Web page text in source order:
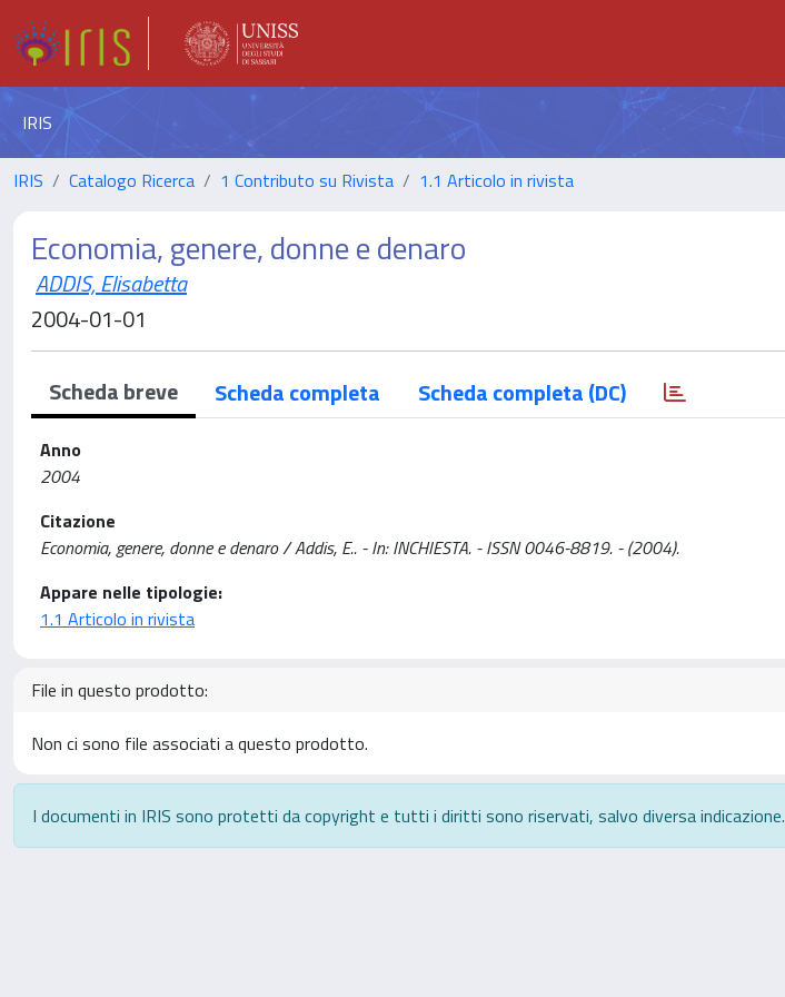
IRIS
IRIS Catalogo Ricerca 1 Contributo su Rivista 1.1 Articolo in rivista
Economia, genere, donne e denaro
ADDIS, Elisabetta
2004-01-01
Scheda breve Scheda completa Scheda completa (DC)
Anno
2004
Citazione
Economia, genere, donne e denaro / Addis, E.. - In: INCHIESTA. - ISSN 0046-8819. - (2004).
Appare nelle tipologie:
1.1 Articolo in rivista
File in questo prodotto:
Non ci sono file associati a questo prodotto.
I documenti in IRIS sono protetti da copyright e tutti i diritti sono riservati, salvo diversa indicazione.